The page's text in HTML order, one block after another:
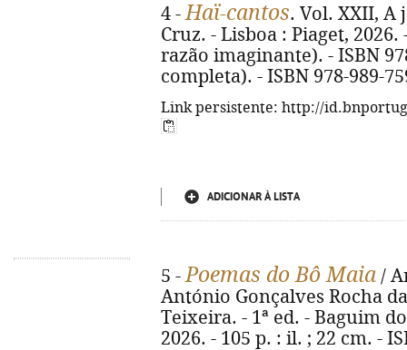
4 -Haï-cantos. Vol. XXII,
Cruz. - Lisboa : Piaget,
razão imaginante). - ISBN
completa). - ISBN 978-989-
Link persistente: http://
ADICIONAR À LISTA
5 -Poemas do Bô Maia /
António Gonçalves Rocha
Teixeira. - 1ª ed. - Baguim
2026. - 105 p. : il. ; 22 cm. -